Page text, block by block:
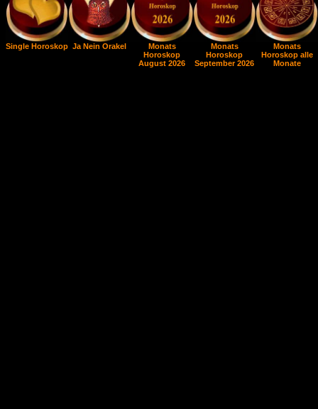
Single Horoskop Ja Nein Orakel
Monats
Horoskop
August 2026
Monats
Horoskop
September 2026
Monats
Horoskop alle
Monate